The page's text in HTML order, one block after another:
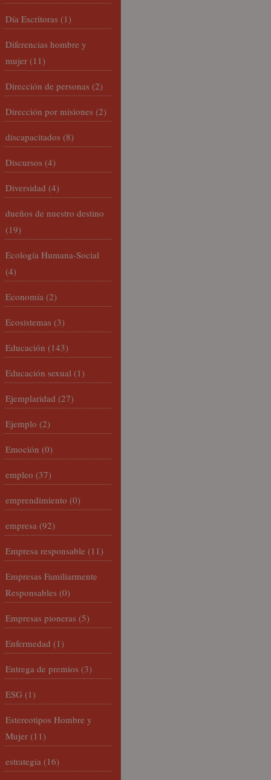
Día Escritoras (1)
Diferencias hombre y
mujer (11)
Dirección de personas (2)
Dirección por misiones (2)
discapacitados (8)
Discursos (4)
Diversidad (4)
dueños de nuestro destino
(19)
Ecología Humana-Social
(4)
Economía (2)
Ecosistemas (3)
Educación (143)
Educación sexual (1)
Ejemplaridad (27)
Ejemplo (2)
Emoción (0)
empleo (37)
emprendimiento (0)
empresa (92)
Empresa responsable (11)
Empresas Familiarmente
Responsables (0)
Empresas pioneras (5)
Enfermedad (1)
Entrega de premios (3)
ESG (1)
Estereotipos Hombre y
Mujer (11)
estrategia (16)